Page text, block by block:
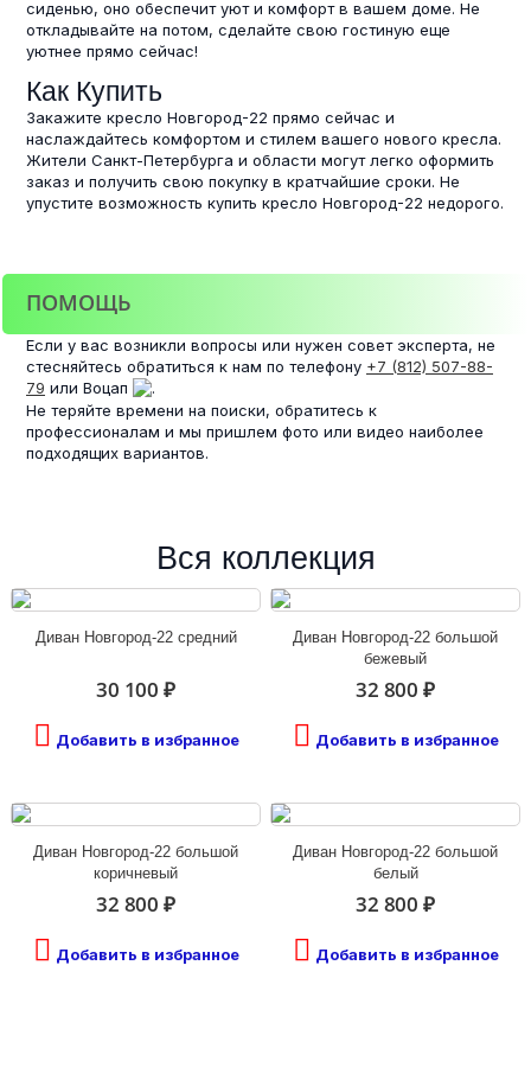
сиденью, оно обеспечит уют и комфорт в вашем доме. Не
откладывайте на потом, сделайте свою гостиную еще
уютнее прямо сейчас!
Как Купить
Закажите кресло Новгород-22 прямо сейчас и
наслаждайтесь комфортом и стилем вашего нового кресла.
Жители Санкт-Петербурга и области могут легко оформить
заказ и получить свою покупку в кратчайшие сроки. Не
упустите возможность купить кресло Новгород-22 недорого.
ПОМОЩЬ
Если у вас возникли вопросы или нужен совет эксперта, не
стесняйтесь обратиться к нам по телефону +7 (812) 507-88-
79 или Воцап
.
Не теряйте времени на поиски, обратитесь к
профессионалам и мы пришлем фото или видео наиболее
подходящих вариантов.
Вся коллекция
Диван Новгород-22 средний
30 100 ₽
Добавить в избранное
Диван Новгород-22 большой
бежевый
32 800 ₽
Добавить в избранное
Диван Новгород-22 большой
коричневый
32 800 ₽
Добавить в избранное
Диван Новгород-22 большой
белый
32 800 ₽
Добавить в избранное